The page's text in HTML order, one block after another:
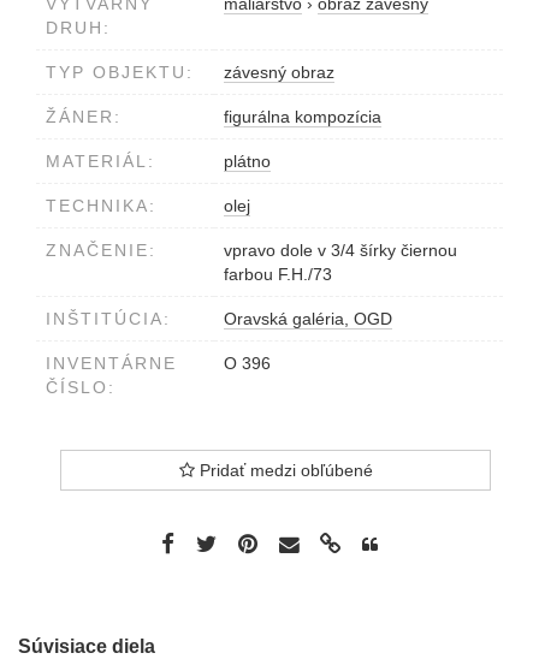
VÝTVARNÝ
DRUH:
maliarstvo › obraz závesný
TYP OBJEKTU: závesný obraz
ŽÁNER: figurálna kompozícia
MATERIÁL: plátno
TECHNIKA: olej
ZNAČENIE:
vpravo dole v 3/4 šírky čiernou
farbou F.H./73
INŠTITÚCIA: Oravská galéria, OGD
INVENTÁRNE
ČÍSLO:
O 396
Pridať medzi obľúbené
Súvisiace diela